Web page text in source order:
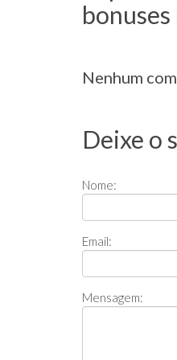
Nenhum
Deixe o
Nome:
Email:
Mensagem: